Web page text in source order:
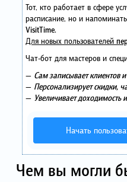
Тот, кто работает в сфере
расписание, но и
VisitTime.
Для новых пользователей
Чат-бот для мастеров и
— Сам записывает клиентов
— Персонализирует скидки,
— Увеличивает доходимость
Начать
Чем вы могли